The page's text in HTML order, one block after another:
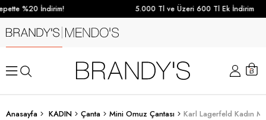
%20 İndirim! 5.000 Tl ve Üzeri 600 Tl Ek İndirim
Anasayfa KADIN Çanta Mini Omuz Çantası Karl Lagerfeld Kadın